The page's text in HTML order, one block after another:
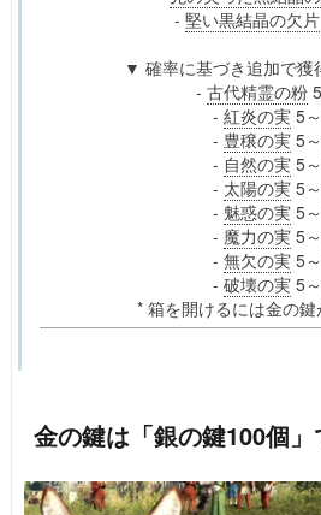
- 堅い黒結晶の欠片
▼ 確率に基づき追加で獲
- 古代精霊の粉
- 紅炎の実 5
- 豊穣の実 5
- 自然の実 5
- 太陽の実 5
- 魅惑の実 5
- 魔力の実 5
- 無欠の実 5
- 破壊の実 5
* 箱を開けるには金の鍵
金の鍵は「銀の鍵100個